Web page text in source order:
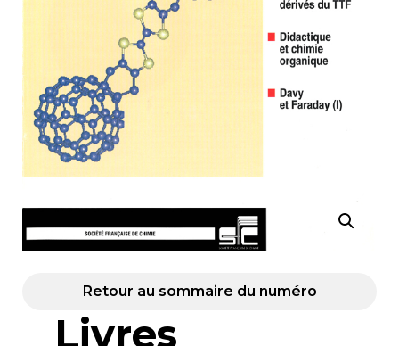
Retour au sommaire du numéro
Livres